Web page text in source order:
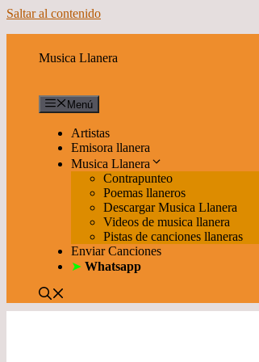
Saltar al contenido
Musica Llanera
Menú
Artistas
Emisora llanera
Musica Llanera
Contrapunteo
Poemas llaneros
Descargar Musica Llanera
Videos de musica llanera
Pistas de canciones llaneras
Enviar Canciones
➤ Whatsapp